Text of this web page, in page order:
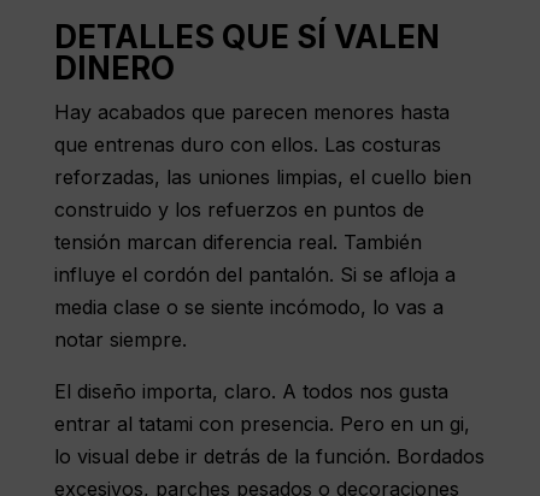
DETALLES QUE SÍ VALEN
DINERO
Hay acabados que parecen menores hasta
que entrenas duro con ellos. Las costuras
reforzadas, las uniones limpias, el cuello bien
construido y los refuerzos en puntos de
tensión marcan diferencia real. También
influye el cordón del pantalón. Si se afloja a
media clase o se siente incómodo, lo vas a
notar siempre.
El diseño importa, claro. A todos nos gusta
entrar al tatami con presencia. Pero en un gi,
lo visual debe ir detrás de la función. Bordados
excesivos, parches pesados o decoraciones